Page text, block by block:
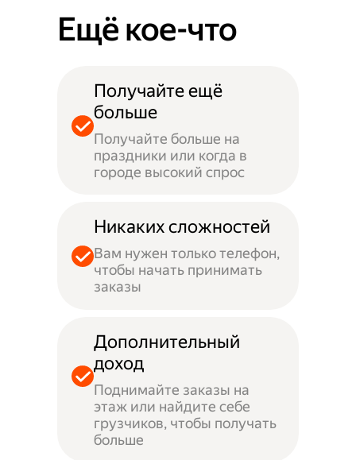
Ещё кое-что
Получайте ещё
больше
Получайте больше на
праздники или когда в
городе высокий спрос
Никаких сложностей
Вам нужен только телефон,
чтобы начать принимать
заказы
Дополнительный
доход
Поднимайте заказы на
этаж или найдите себе
грузчиков, чтобы получать
больше